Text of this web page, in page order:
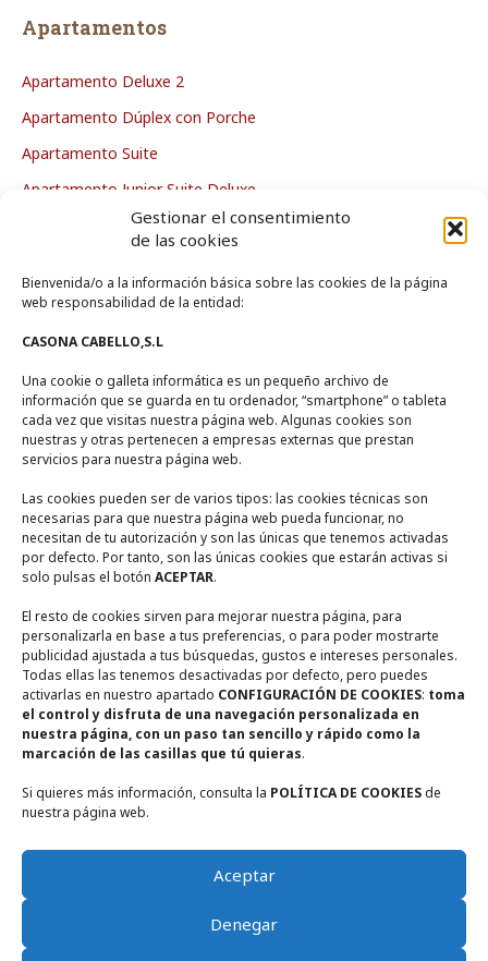
Gestionar el consentimiento
de las cookies
Bienvenida/o a la información básica sobre las cookies de la página
web responsabilidad de la entidad:
CASONA CABELLO,S.L
Una cookie o galleta informática es un pequeño archivo de
información que se guarda en tu ordenador, “smartphone” o tableta
cada vez que visitas nuestra página web. Algunas cookies son
nuestras y otras pertenecen a empresas externas que prestan
servicios para nuestra página web.
Las cookies pueden ser de varios tipos: las cookies técnicas son
necesarias para que nuestra página web pueda funcionar, no
necesitan de tu autorización y son las únicas que tenemos activadas
por defecto. Por tanto, son las únicas cookies que estarán activas si
solo pulsas el botón ACEPTAR.
El resto de cookies sirven para mejorar nuestra página, para
personalizarla en base a tus preferencias, o para poder mostrarte
publicidad ajustada a tus búsquedas, gustos e intereses personales.
Todas ellas las tenemos desactivadas por defecto, pero puedes
activarlas en nuestro apartado CONFIGURACIÓN DE COOKIES: toma
el control y disfruta de una navegación personalizada en
nuestra página, con un paso tan sencillo y rápido como la
marcación de las casillas que tú quieras.
Si quieres más información, consulta la POLÍTICA DE COOKIESde
nuestra página web.
Aceptar
Denegar
Apartamentos
Apartamento Deluxe 2
Apartamento Dúplex con Porche
Apartamento Suite
Apartamento Junior Suite Deluxe
Apartamento Deluxe
La Casa
Zona de Piscina
Zonas Comunes
Entorno
Contacto
Calle Encina Nº 10, (13249) Ruidera, Ciudad Real
+ 34 655948356
casaruralmiradorderuidera@gmail.com
El Mirador de Ruidera © 2026 - Diseño web a cargo de Pablo Iannarelli